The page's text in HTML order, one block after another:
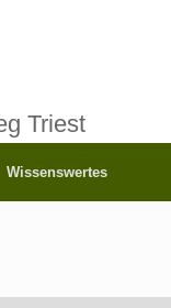
Triest
Wissenswertes